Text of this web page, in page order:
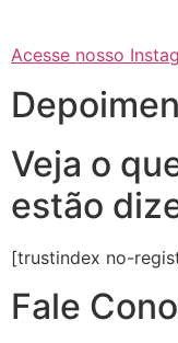
Acesse nosso
Veja o
estão
[trustindex no-
Fale